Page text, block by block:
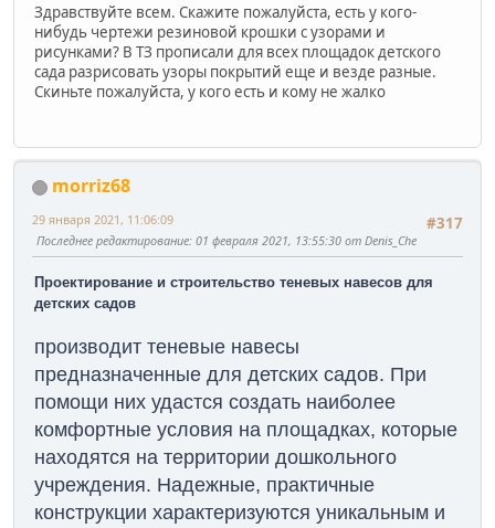
Здравствуйте всем. Скажите пожалуйста, есть у кого-
нибудь чертежи резиновой крошки с узорами и
рисунками? В ТЗ прописали для всех площадок детского
сада разрисовать узоры покрытий еще и везде разные.
Скиньте пожалуйста, у кого есть и кому не жалко
morriz68
#317
29 января 2021, 11:06:09
Последнее редактирование: 01 февраля 2021, 13:55:30 от Denis_Che
Проектирование и строительство теневых навесов для
детских садов
производит теневые навесы
предназначенные для детских садов. При
помощи них удастся создать наиболее
комфортные условия на площадках, которые
находятся на территории дошкольного
учреждения. Надежные, практичные
конструкции характеризуются уникальным и